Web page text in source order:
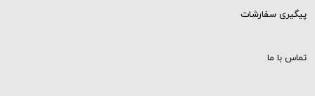
پیگیری سفارشات
تماس با ما